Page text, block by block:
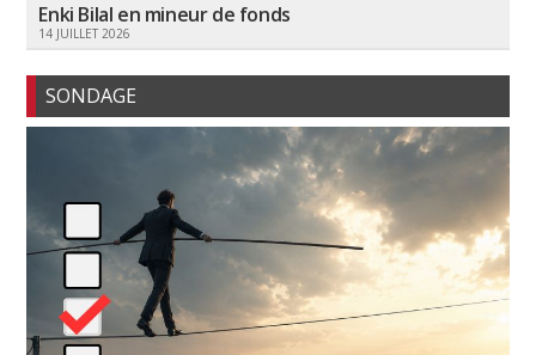
Enki Bilal en mineur de fonds
14 JUILLET 2026
SONDAGE